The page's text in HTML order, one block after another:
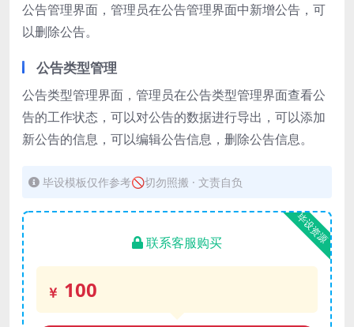
公告管理界面，管理员在公告管理界面中新增公告，可
以删除公告。
公告类型管理
公告类型管理界面，管理员在公告类型管理界面查看公
告的工作状态，可以对公告的数据进行导出，可以添加
新公告的信息，可以编辑公告信息，删除公告信息。
毕设模板仅作参考🚫切勿照搬 · 文责自负
毕设资源
联系客服购买
100